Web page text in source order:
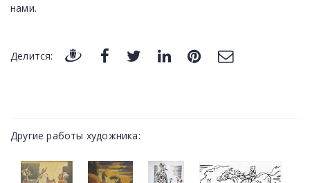
нами.
Делится:
Другие работы художника: